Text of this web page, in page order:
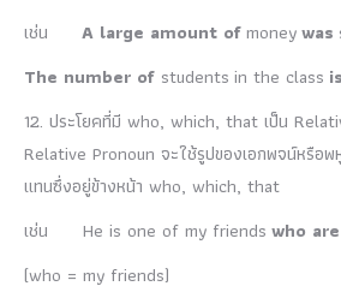
เช่น A large amount ofmoneywas
The number of students in the class is
12. ประโยคที่มี who, which, that เป็น
Relative Pronoun จะใช้รูปของเอกพจน์หรือพ
แทนซึ่งอยู่ข้างหน้า who, which, that
เช่น He is one of my friends who are
(who = my friends)